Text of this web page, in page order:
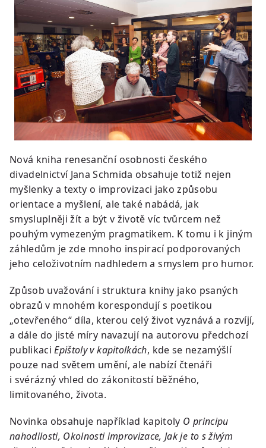
Nová kniha renesanční osobnosti českého
divadelnictví Jana Schmida obsahuje totiž nejen
myšlenky a texty o improvizaci jako způsobu
orientace a myšlení, ale také nabádá, jak
smysluplněji žít a být v životě víc tvůrcem než
pouhým vymezeným pragmatikem. K tomu i k jiným
záhledům je zde mnoho inspirací podporovaných
jeho celoživotním nadhledem a smyslem pro humor.
Způsob uvažování i struktura knihy jako psaných
obrazů v mnohém korespondují s poetikou
„otevřeného“ díla, kterou celý život vyznává a rozvíjí,
a dále do jisté míry navazují na autorovu předchozí
publikaciEpištoly v kapitolkách, kde se nezamýšlí
pouze nad světem umění, ale nabízí čtenáři
i svérázný vhled do zákonitostí běžného,
limitovaného, života.
Novinka obsahuje například kapitoly O principu
nahodilosti, Okolnosti improvizace, Jak je to s živým